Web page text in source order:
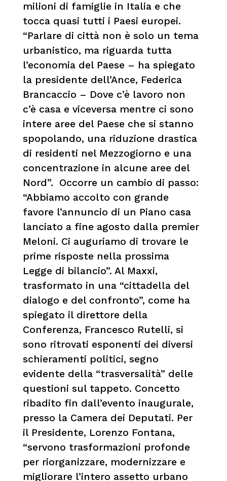
milioni di famiglie in Italia e che
tocca quasi tutti i Paesi europei.
“Parlare di città non è solo un tema
urbanistico, ma riguarda tutta
l’economia del Paese – ha spiegato
la presidente dell’Ance, Federica
Brancaccio – Dove c’è lavoro non
c’è casa e viceversa mentre ci sono
intere aree del Paese che si stanno
spopolando, una riduzione drastica
di residenti nel Mezzogiorno e una
concentrazione in alcune aree del
Nord”. Occorre un cambio di passo:
“Abbiamo accolto con grande
favore l’annuncio di un Piano casa
lanciato a fine agosto dalla premier
Meloni. Ci auguriamo di trovare le
prime risposte nella prossima
Legge di bilancio”. Al Maxxi,
trasformato in una “cittadella del
dialogo e del confronto”, come ha
spiegato il direttore della
Conferenza, Francesco Rutelli, si
sono ritrovati esponenti dei diversi
schieramenti politici, segno
evidente della “trasversalità” delle
questioni sul tappeto. Concetto
ribadito fin dall’evento inaugurale,
presso la Camera dei Deputati. Per
il Presidente, Lorenzo Fontana,
“servono trasformazioni profonde
per riorganizzare, modernizzare e
migliorare l’intero assetto urbano